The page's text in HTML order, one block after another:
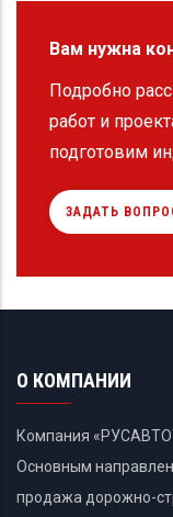
Вам нужна
Подробно
работ и
подготовим
ЗАДАТЬ
О КОМПАНИИ
Компания
Основным
продажа дорожно-